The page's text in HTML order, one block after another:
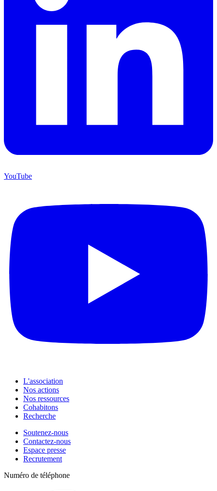
YouTube
L'association
Nos actions
Nos ressources
Cohabitons
Recherche
Soutenez-nous
Contactez-nous
Espace presse
Recrutement
Numéro de téléphone